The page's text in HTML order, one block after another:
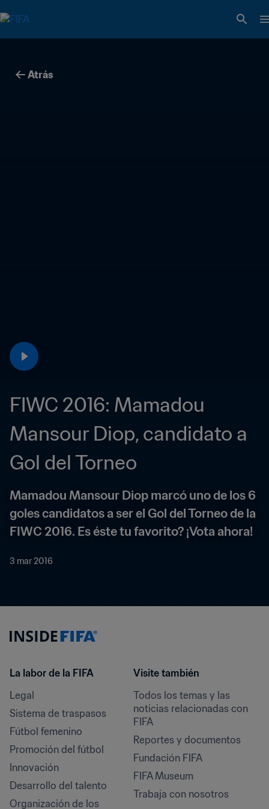
Atrás
FIWC 2016: Mamadou
Mansour Diop, candidato a
Gol del Torneo
Mamadou Mansour Diop marcó uno de los 6
goles candidatos a ser el Gol del Torneo de la
FIWC 2016. Es éste tu favorito? ¡Vota ahora!
3 mar 2016
La labor de la FIFA
Legal
Sistema de traspasos
Fútbol femenino
Promoción del fútbol
Innovación
Desarrollo del talento
Organización de los
Visite también
Todos los temas y las
noticias relacionadas con
FIFA
Reportes y documentos
Fundación FIFA
FIFA Museum
Trabaja con nosotros